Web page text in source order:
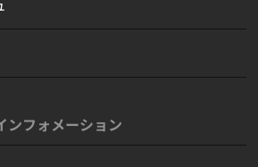
ンフォメーション